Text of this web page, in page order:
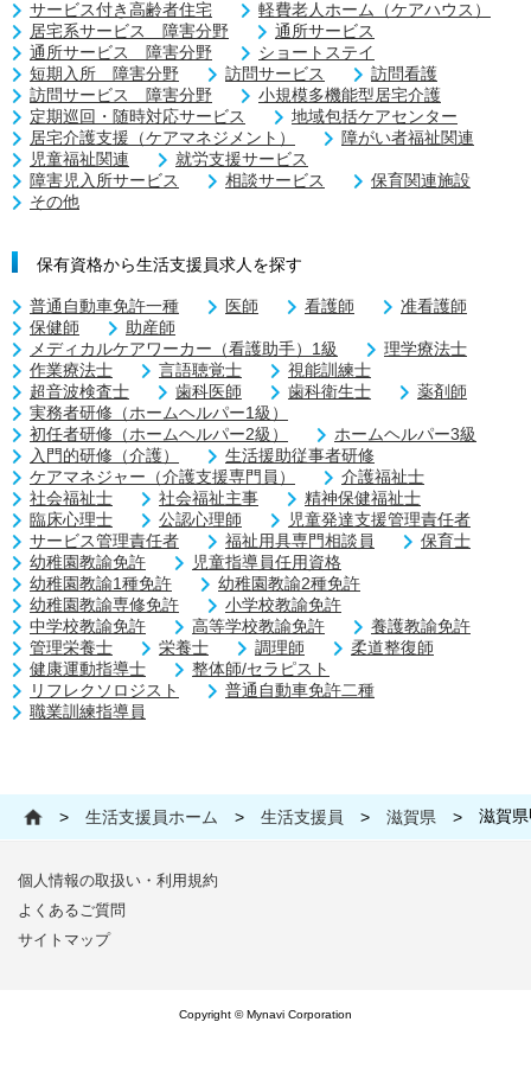
サービス付き高齢者住宅
軽費老人ホーム（ケアハウス）
居宅系サービス 障害分野
通所サービス
通所サービス 障害分野
ショートステイ
短期入所 障害分野
訪問サービス
訪問看護
訪問サービス 障害分野
小規模多機能型居宅介護
定期巡回・随時対応サービス
地域包括ケアセンター
居宅介護支援（ケアマネジメント）
障がい者福祉関連
児童福祉関連
就労支援サービス
障害児入所サービス
相談サービス
保育関連施設
その他
保有資格から生活支援員求人を探す
普通自動車免許一種 医師 看護師
准看護師
保健師
助産師
メディカルケアワーカー（看護助手）1級
理学療法士
作業療法士
言語聴覚士
視能訓練士
超音波検査士
歯科医師 歯科衛生士
薬剤師
実務者研修（ホームヘルパー1級）
初任者研修（ホームヘルパー2級）
ホームヘルパー3級
入門的研修（介護）
生活援助従事者研修
ケアマネジャー（介護支援専門員）
介護福祉士
社会福祉士
社会福祉主事
精神保健福祉士
臨床心理士
公認心理師
児童発達支援管理責任者
サービス管理責任者
福祉用具専門相談員
保育士
幼稚園教諭免許
児童指導員任用資格
幼稚園教諭1種免許
幼稚園教諭2種免許
幼稚園教諭専修免許
小学校教諭免許
中学校教諭免許
高等学校教諭免許
養護教諭免許
管理栄養士
栄養士 調理師
柔道整復師
健康運動指導士
整体師/セラピスト
リフレクソロジスト
普通自動車免許二種
職業訓練指導員
> 生活支援員ホーム > 生活支援員 > 滋賀県 > 滋賀
個人情報の取扱い・利用規約
よくあるご質問
サイトマップ
Copyright © Mynavi Corporation